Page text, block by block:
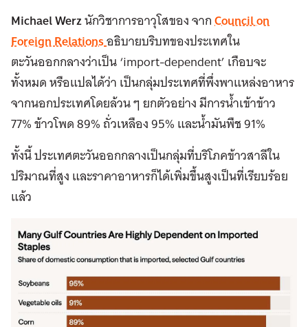
Michael Werzนักวิชาการอาวุโสของ จากCouncil on
Foreign Relationsอธิบายบริบทของประเทศใน
ตะวันออกกลางว่าเป็น ‘import-dependent’ เกือบจะ
ทั้งหมด หรือแปลได้ว่า เป็นกลุ่มประเทศที่พึ่งพาแหล่งอาหาร
จากนอกประเทศโดยล้วน ๆ ยกตัวอย่าง มีการน้ำเข้าข้าว
77% ข้าวโพด 89% ถั่วเหลือง 95% และน้ำมันพืช 91%
ทั้งนี้ ประเทศตะวันออกกลางเป็นกลุ่มที่บริโภคข้าวสาลีใน
ปริมาณที่สูง และราคาอาหารก็ได้เพิ่มขึ้นสูงเป็นที่เรียบร้อย
แล้ว